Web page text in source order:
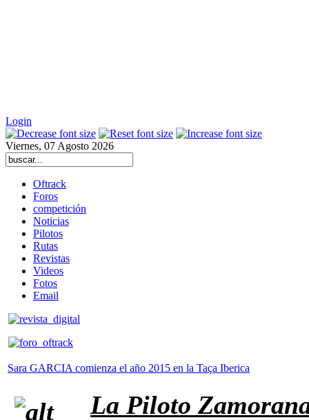
Login
Viernes, 07 Agosto 2026
Oftrack
Foros
competición
Noticias
Pilotos
Rutas
Revistas
Videos
Fotos
Email
Sara GARCIA comienza el año 2015 en la Taça Iberica
La Piloto